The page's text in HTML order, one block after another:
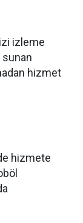
izleme
sunan
hizmet
hizmete